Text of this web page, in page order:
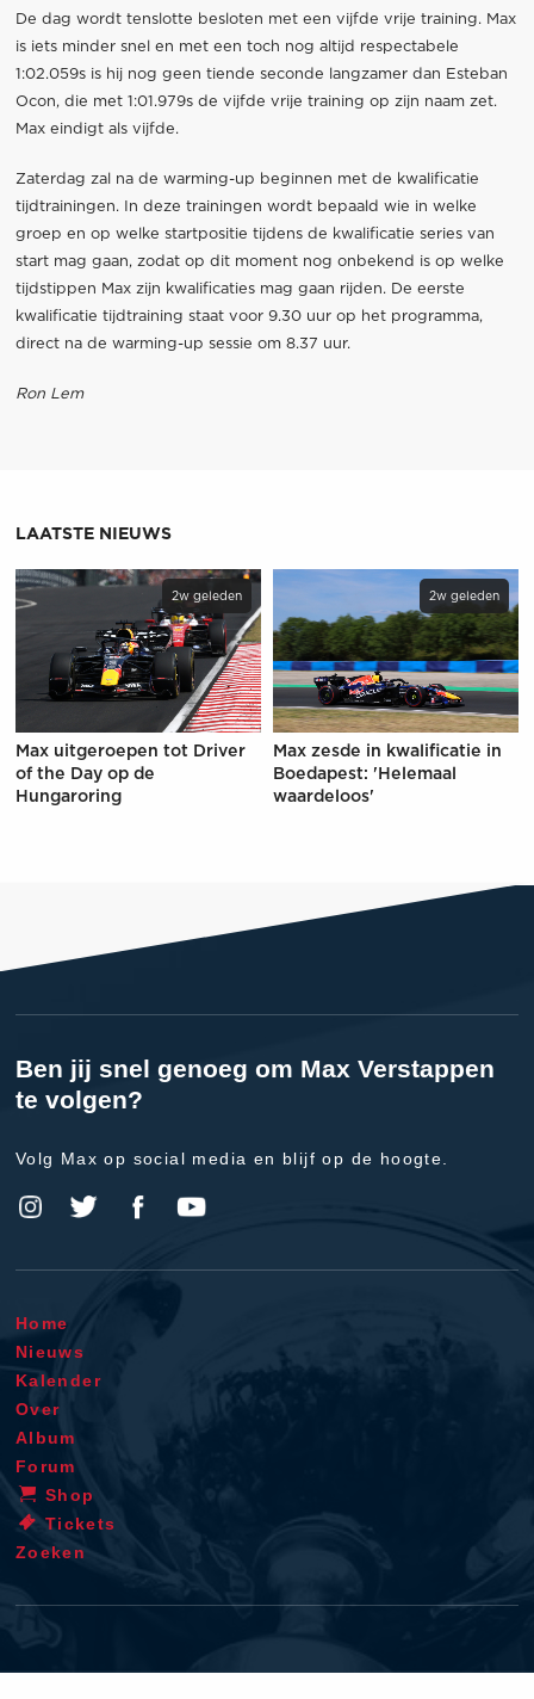
De dag wordt tenslotte besloten met een vijfde vrije training. Max
is iets minder snel en met een toch nog altijd respectabele
1:02.059s is hij nog geen tiende seconde langzamer dan Esteban
Ocon, die met 1:01.979s de vijfde vrije training op zijn naam zet.
Max eindigt als vijfde.
Zaterdag zal na de warming-up beginnen met de kwalificatie
tijdtrainingen. In deze trainingen wordt bepaald wie in welke
groep en op welke startpositie tijdens de kwalificatie series van
start mag gaan, zodat op dit moment nog onbekend is op welke
tijdstippen Max zijn kwalificaties mag gaan rijden. De eerste
kwalificatie tijdtraining staat voor 9.30 uur op het programma,
direct na de warming-up sessie om 8.37 uur.
Ron Lem
LAATSTE NIEUWS
2w geleden
Max uitgeroepen tot Driver
of the Day op de
Hungaroring
2w geleden
Max zesde in kwalificatie in
Boedapest: 'Helemaal
waardeloos'
Ben jij snel genoeg om Max Verstappen
te volgen?
Volg Max op social media en blijf op de hoogte.
Home
Nieuws
Kalender
Over
Album
Forum
Shop
Tickets
Zoeken